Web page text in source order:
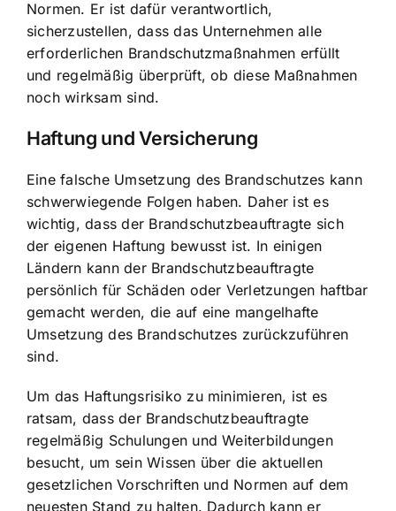
Normen. Er ist dafür verantwortlich,
sicherzustellen, dass das Unternehmen alle
erforderlichen Brandschutzmaßnahmen erfüllt
und regelmäßig überprüft, ob diese Maßnahmen
noch wirksam sind.
Haftung und Versicherung
Eine falsche Umsetzung des Brandschutzes kann
schwerwiegende Folgen haben. Daher ist es
wichtig, dass der Brandschutzbeauftragte sich
der eigenen Haftung bewusst ist. In einigen
Ländern kann der Brandschutzbeauftragte
persönlich für Schäden oder Verletzungen haftbar
gemacht werden, die auf eine mangelhafte
Umsetzung des Brandschutzes zurückzuführen
sind.
Um das Haftungsrisiko zu minimieren, ist es
ratsam, dass der Brandschutzbeauftragte
regelmäßig Schulungen und Weiterbildungen
besucht, um sein Wissen über die aktuellen
gesetzlichen Vorschriften und Normen auf dem
neuesten Stand zu halten. Dadurch kann er